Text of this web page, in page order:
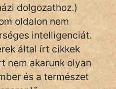
dolgozathoz.)
oldalon nem
intelligenciát.
által írt cikkek
nem akarunk olyan
és a természet